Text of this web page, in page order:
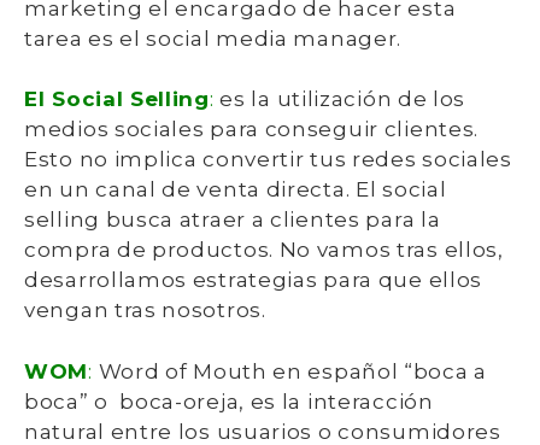
marketing el encargado de hacer esta
tarea es el social media manager.
El Social Selling: es la utilización de los
medios sociales para conseguir clientes.
Esto no implica convertir tus redes sociales
en un canal de venta directa. El social
selling busca atraer a clientes para la
compra de productos. No vamos tras ellos,
desarrollamos estrategias para que ellos
vengan tras nosotros.
WOM: Word of Mouth en español “boca a
boca” o boca-oreja, es la interacción
natural entre los usuarios o consumidores